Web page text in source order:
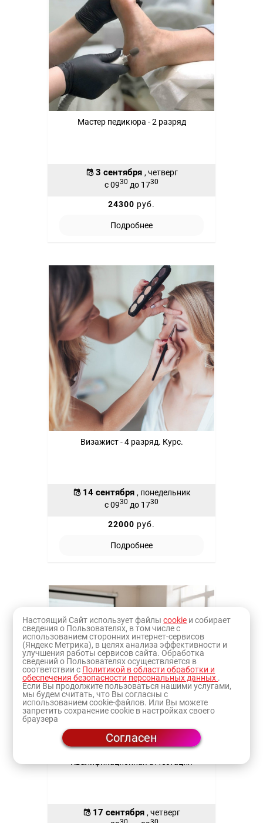
Мастер педикюра - 2 разряд
3 сентября , четверг
с 0930 до 1730
24300 руб.
Подробнее
Визажист - 4 разряд. Курс.
14 сентября , понедельник
с 0930 до 1730
22000 руб.
Подробнее
17 сентября , четверг
Настоящий Сайт использует файлыcookie и собирает
сведения о Пользователях, в том числе с
использованием сторонних интернет-сервисов
(Яндекс Метрика), в целях анализа эффективности и
улучшения работы сервисов сайта. Обработка
сведений о Пользователях осуществляется в
соответствии с Политикой в области обработки и
обеспечения безопасности персональных данных .
Если Вы продолжите пользоваться нашими услугами,
мы будем считать, что Вы согласны с
использованием cookie-файлов. Или Вы можете
запретить сохранение cookie в настройках своего
браузера
Согласен